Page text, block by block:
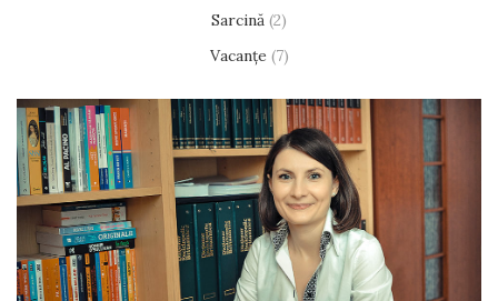
Sarcină (2)
Vacanțe (7)